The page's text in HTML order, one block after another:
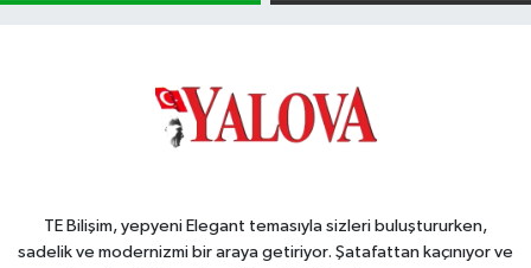
TE Bilişim, yepyeni Elegant temasıyla sizleri buluştururken,
sadelik ve modernizmi bir araya getiriyor. Şatafattan kaçınıyor ve